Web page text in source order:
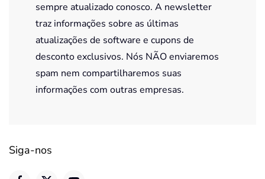
sempre atualizado conosco. A newsletter
traz informações sobre as últimas
atualizações de software e cupons de
desconto exclusivos. Nós NÃO enviaremos
spam nem compartilharemos suas
informações com outras empresas.
Siga-nos